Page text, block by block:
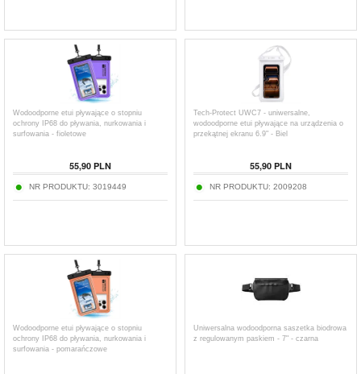
Wodoodporne etui pływające o stopniu
ochrony IP68 do pływania, nurkowania i
surfowania - fioletowe
55,90 PLN
NR PRODUKTU: 3019449
Tech-Protect UWC7 - uniwersalne,
wodoodporne etui pływające na urządzenia o
przekątnej ekranu 6.9" - Biel
55,90 PLN
NR PRODUKTU: 2009208
Wodoodporne etui pływające o stopniu
ochrony IP68 do pływania, nurkowania i
surfowania - pomarańczowe
Uniwersalna wodoodporna saszetka biodrowa
z regulowanym paskiem - 7" - czarna